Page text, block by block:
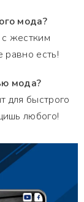
мода?
с жестким
равно есть!
мода?
для быстрого
любого!